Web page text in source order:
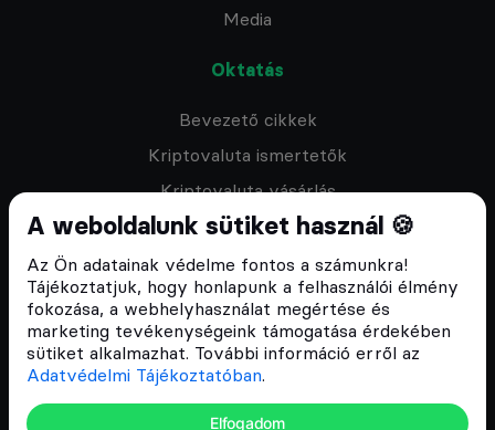
A weboldalunk sütiket használ 🍪
Az Ön adatainak védelme fontos a számunkra!
Tájékoztatjuk, hogy honlapunk a felhasználói élmény
fokozása, a webhelyhasználat megértése és
marketing tevékenységeink támogatása érdekében
sütiket alkalmazhat. További információ erről az
Adatvédelmi Tájékoztatóban.
Elfogadom
Media
Oktatás
Bevezető cikkek
Kriptovaluta ismertetők
Kriptovaluta vásárlás
Oktató anyagok
Discord közösség
Csomagajánlatok
Kriptovaluta kezdőknek